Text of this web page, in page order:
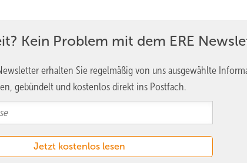
Kein Problem mit dem ERE
erhalten Sie regelmäßig von uns ausgewählte
gebündelt und kostenlos direkt ins Postfach.